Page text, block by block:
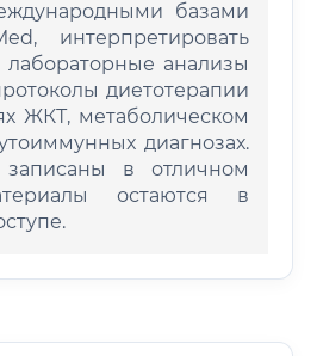
базами
интерпретировать
анализы
диетотерапии
ЖКТ, метаболическом
диагнозах.
записаны в отличном
остаются в